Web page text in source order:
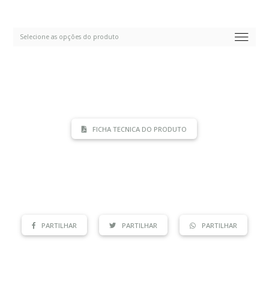
FICHA TECNICA DO PRODUTO
PARTILHAR PARTILHAR PARTILHAR